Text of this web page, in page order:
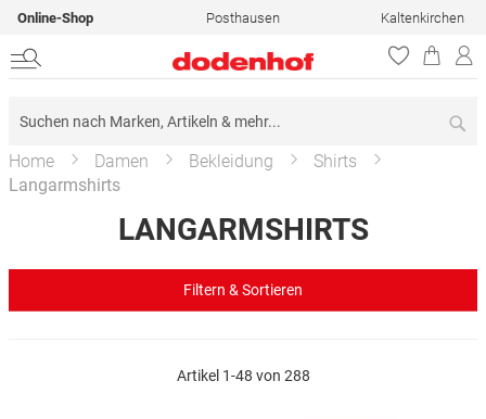
Online-Shop Posthausen Kaltenkirchen
Home Damen Bekleidung
Shirts
Langarmshirts
LANGARMSHIRTS
Artikel 1-48 von 288
Filtern & Sortieren